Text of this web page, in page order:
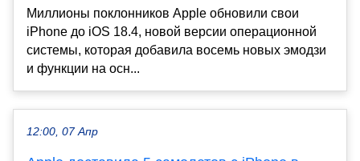
Миллионы поклонников Apple обновили свои
iPhone до iOS 18.4, новой версии операционной
системы, которая добавила восемь новых эмодзи
и функции на осн...
12:00, 07 Апр